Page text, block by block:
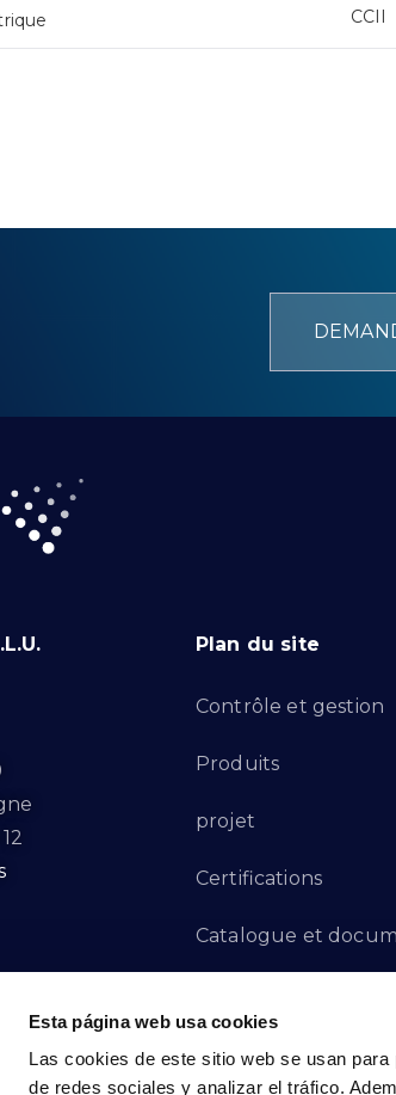
Esta página web usa cookies
Las cookies de este sitio web se usan
de redes sociales y analizar el tráfico.
CCII
Plan du site
Contrôle et gestion
Produits
projet
Certifications
Catalogue et
Canal des plaintes